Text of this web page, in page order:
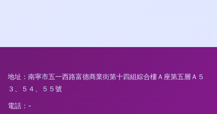
地址：南寧市五一西路富德商業街第十四組綜合樓Ａ座第五層Ａ５
３、５４、５５號
電話：-